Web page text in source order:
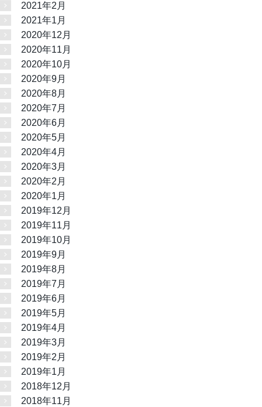
2021年2月
2021年1月
2020年12月
2020年11月
2020年10月
2020年9月
2020年8月
2020年7月
2020年6月
2020年5月
2020年4月
2020年3月
2020年2月
2020年1月
2019年12月
2019年11月
2019年10月
2019年9月
2019年8月
2019年7月
2019年6月
2019年5月
2019年4月
2019年3月
2019年2月
2019年1月
2018年12月
2018年11月